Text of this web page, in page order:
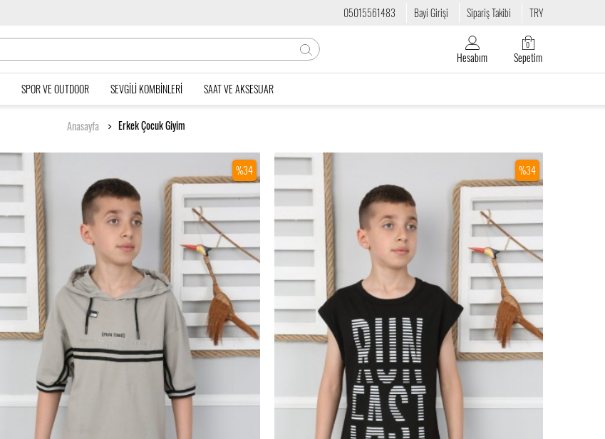
05015561483 Bayi Girişi Sipariş Takibi TRY
Hesabım
0
Sepetim
SPOR VE OUTDOOR SEVGILI KOMBINLERI SAAT VE AKSESUAR
Anasayfa Erkek Çocuk Giyim
%34 %34